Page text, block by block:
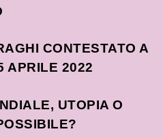
CONTESTATO A
APRILE 2022
UTOPIA O